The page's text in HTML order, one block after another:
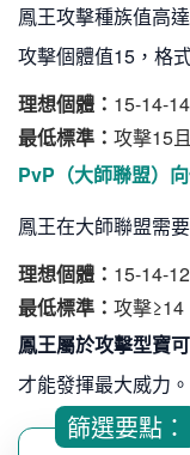
鳳王攻擊種族值高
攻擊個體值15，格
理想個體： 15-14-
最低標準： 攻擊15
PvP（大師聯盟）
鳳王在大師聯盟需要
理想個體： 15-14-
最低標準： 攻擊
鳳王屬於攻擊型寶
才能發揮最大威力。
篩選要點：